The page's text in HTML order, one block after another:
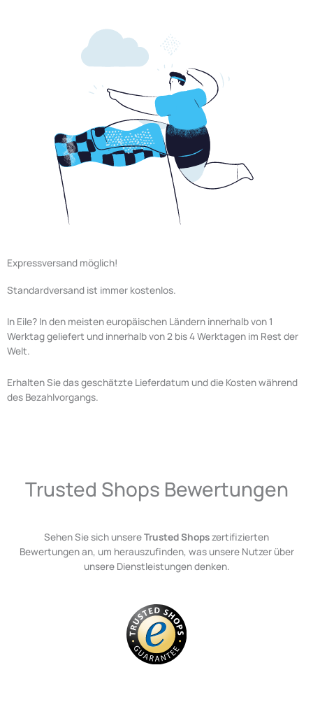
Expressversand möglich!
Standardversand ist immer kostenlos.
In Eile? In den meisten europäischen Ländern innerhalb von 1
Werktag geliefert und innerhalb von 2 bis 4 Werktagen im Rest der
Welt.
Erhalten Sie das geschätzte Lieferdatum und die Kosten während
des Bezahlvorgangs.
Trusted Shops Bewertungen
Sehen Sie sich unsereTrusted Shopszertifizierten
Bewertungen an, um herauszufinden, was unsere Nutzer über
unsere Dienstleistungen denken.